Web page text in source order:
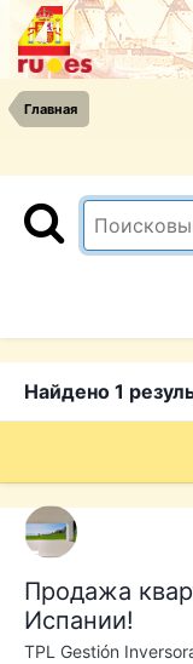
Главная
Найдено 1
Продажа
Испании!
TPL Gestión